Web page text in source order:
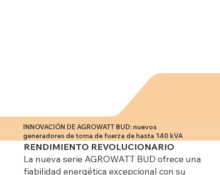
INNOVACIÓN DE AGROWATT BUD: nuevos
generadores de toma de fuerza de hasta 140 kVA
RENDIMIENTO REVOLUCIONARIO
La nueva serie AGROWATT BUD ofrece una
fiabilidad energética excepcional con su